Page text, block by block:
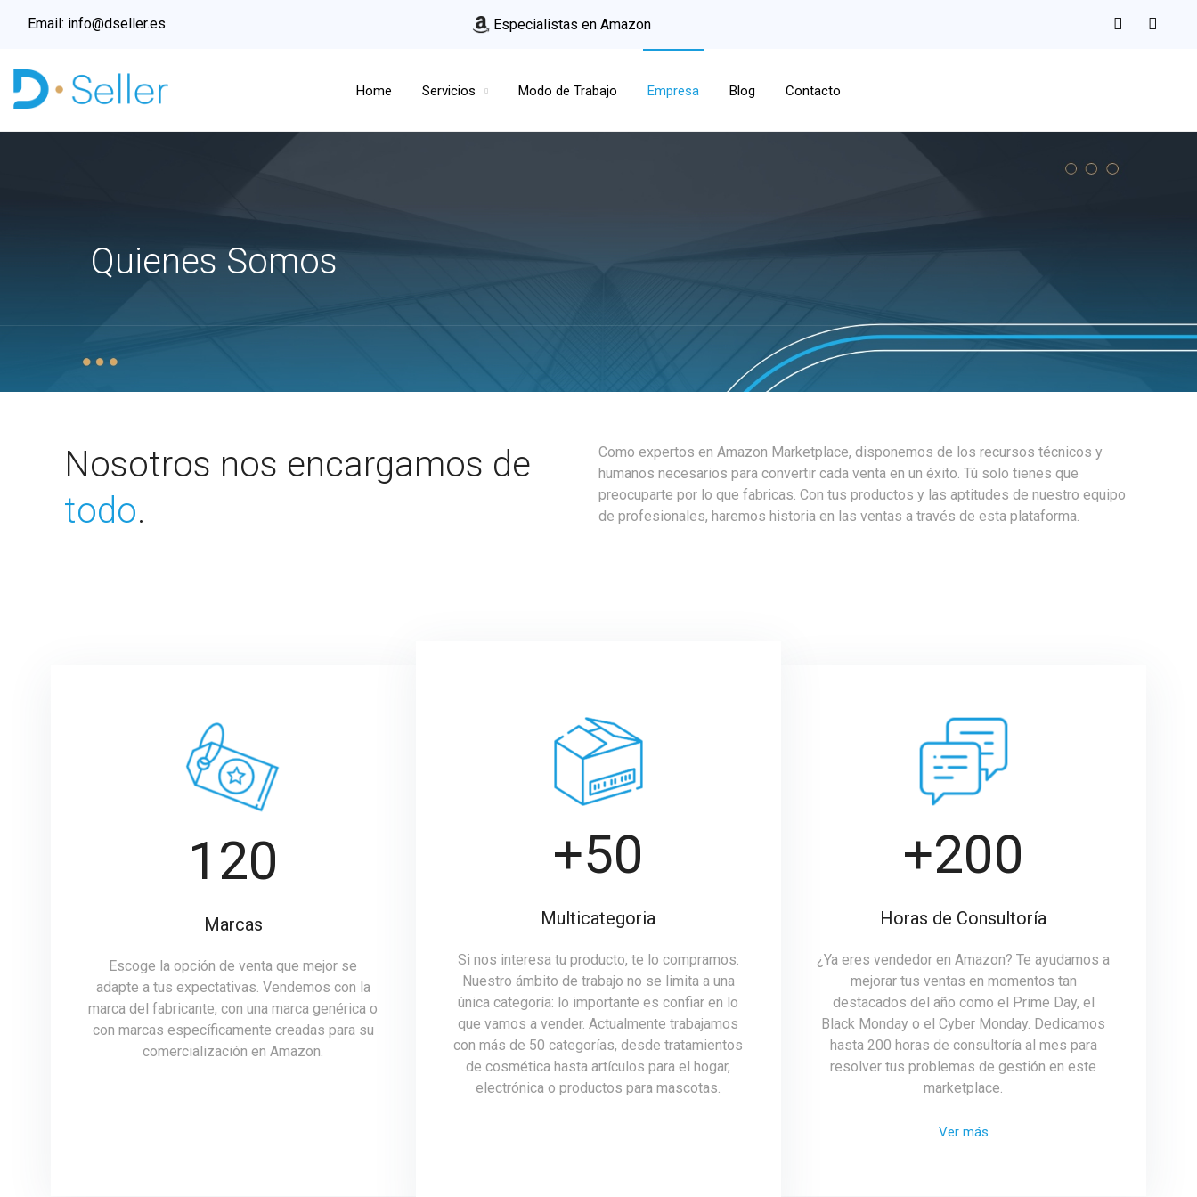
Email: info@dseller.es Especialistas en Amazon
Home Servicios Modo de Trabajo Empresa Blog Contacto
Quienes Somos
Nosotros nos encargamos de
todo.
Como expertos en Amazon Marketplace, disponemos de los recursos técnicos y
humanos necesarios para convertir cada venta en un éxito. Tú solo tienes que
preocuparte por lo que fabricas. Con tus productos y las aptitudes de nuestro equipo
de profesionales, haremos historia en las ventas a través de esta plataforma.
120
Marcas
Escoge la opción de venta que mejor se
adapte a tus expectativas. Vendemos con la
marca del fabricante, con una marca genérica o
con marcas específicamente creadas para su
comercialización en Amazon.
+50
Multicategoria
Si nos interesa tu producto, te lo compramos.
Nuestro ámbito de trabajo no se limita a una
única categoría: lo importante es confiar en lo
que vamos a vender. Actualmente trabajamos
con más de 50 categorías, desde tratamientos
de cosmética hasta artículos para el hogar,
electrónica o productos para mascotas.
+200
Horas de Consultoría
¿Ya eres vendedor en Amazon? Te ayudamos a
mejorar tus ventas en momentos tan
destacados del año como el Prime Day, el
Black Monday o el Cyber Monday. Dedicamos
hasta 200 horas de consultoría al mes para
resolver tus problemas de gestión en este
marketplace.
Ver más